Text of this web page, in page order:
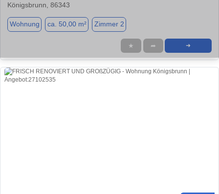
Königsbrunn, 86343
Wohnung ca. 50,00 m² Zimmer 2
★ ➦ ➜